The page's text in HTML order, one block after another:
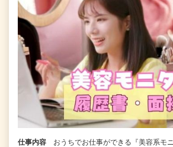
仕事内容
おうちでお仕事ができる『美容系モ